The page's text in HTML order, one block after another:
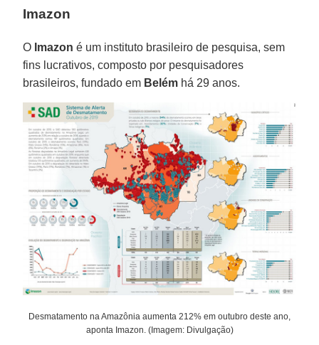
Imazon
O Imazon é um instituto brasileiro de pesquisa, sem
fins lucrativos, composto por pesquisadores
brasileiros, fundado em Belém há 29 anos.
Desmatamento na Amazônia aumenta 212% em outubro deste ano,
aponta Imazon. (Imagem: Divulgação)